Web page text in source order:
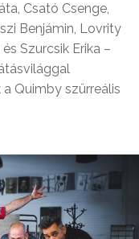
Csató Csenge,
Benjámin, Lovrity
Szurcsik Erika –
Quimby szürreális